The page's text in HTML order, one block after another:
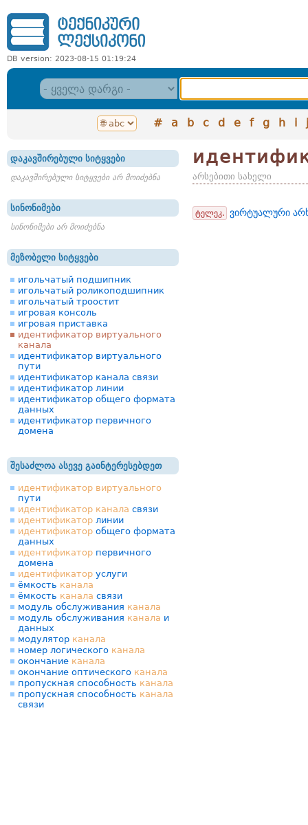
DB version: 2023-08-15 01:19:24
# a b c d e f g h i j
დაკავშირებული სიტყვები
დაკავშირებული სიტყვები არ მოიძებნა
სინონიმები
სინონიმები არ მოიძებნა
მეზობელი სიტყვები
игольчатый подшипник
игольчатый роликоподшипник
игольчатый троостит
игровая консоль
игровая приставка
идентификатор виртуального
канала
идентификатор виртуального
пути
идентификатор канала связи
идентификатор линии
идентификатор общего формата
данных
идентификатор первичного
домена
შესაძლოა ასევე გაინტერესებდეთ
идентификатор виртуального
пути
идентификатор канала связи
идентификатор линии
идентификатор общего формата
данных
идентификатор первичного
домена
идентификатор услуги
ёмкость канала
ёмкость канала связи
модуль обслуживания канала
модуль обслуживания канала и
данных
модулятор канала
номер логического канала
окончание канала
окончание оптического канала
пропускная способность канала
пропускная способность канала
связи
არსებითი სახელი
ტელეკ. ვირტუალური